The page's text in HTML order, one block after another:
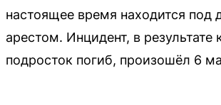
настоящее время находится
арестом. Инцидент, в результате
подросток погиб, произошёл 6